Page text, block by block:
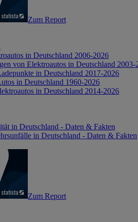
Zum Report
in Deutschland 2006-2026
von Elektroautos in Deutschland 2003-
in Deutschland 2017-2026
in Deutschland 1960-2026
in Deutschland 2014-2026
in Deutschland - Daten & Fakten
in Deutschland - Daten & Fakten
Zum Report